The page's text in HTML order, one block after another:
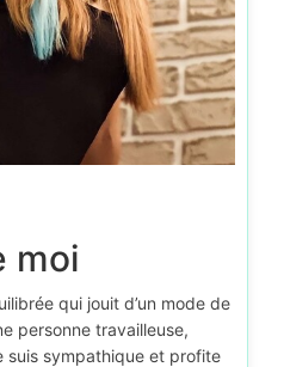
moi
qui jouit d’un mode de
personne travailleuse,
suis sympathique et profite